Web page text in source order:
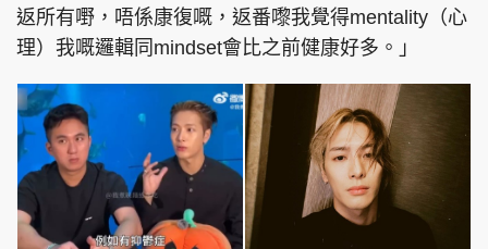
返所有嘢，唔係康復嘅，返番嚟我覺得mentality（心
理）我嘅邏輯同mindset會比之前健康好多。」